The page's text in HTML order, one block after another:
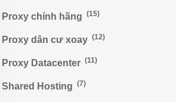
Proxy chính hãng (15)
Proxy dân cư xoay (12)
Proxy Datacenter (11)
Shared Hosting (7)